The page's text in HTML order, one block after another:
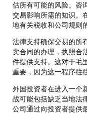
估所有可能的风险。咨
交易影响所需的知识。
地有关税收和公司规则
法律支持确保交易的所
卖合同的办理，执照合
件提供支持。这对于毛
重要，因为这一程序往
外国投资者在进入一个
战可能包括缺乏当地法
公司通过向投资者提供